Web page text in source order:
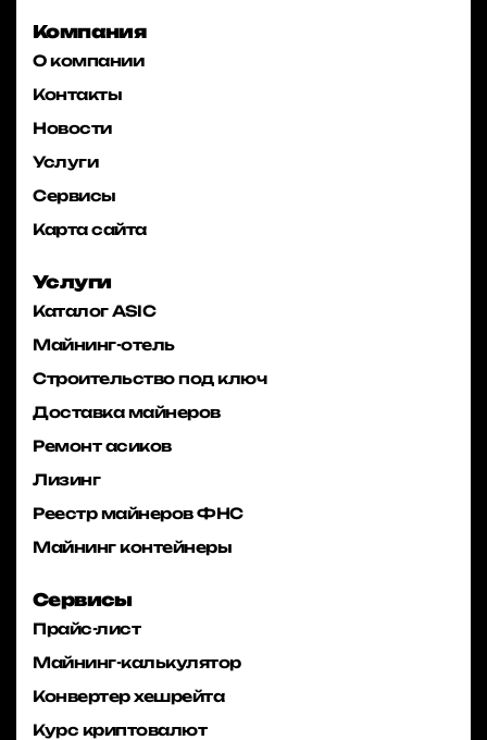
Компания
О компании
Контакты
Новости
Услуги
Сервисы
Карта сайта
Услуги
Каталог ASIC
Майнинг-отель
Строительство под ключ
Доставка майнеров
Ремонт асиков
Лизинг
Реестр майнеров ФНС
Майнинг контейнеры
Сервисы
Прайс-лист
Майнинг-калькулятор
Конвертер хешрейта
Курс криптовалют